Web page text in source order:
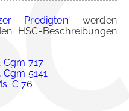
Predigten' werden
HSC-Beschreibungen
Cgm 717
5141
C 76